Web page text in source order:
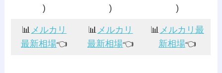
)
)
)
📊 メルカリ
最新相場👈️
📊 メルカリ
最新相場👈️
📊 メルカリ最
新相場👈️